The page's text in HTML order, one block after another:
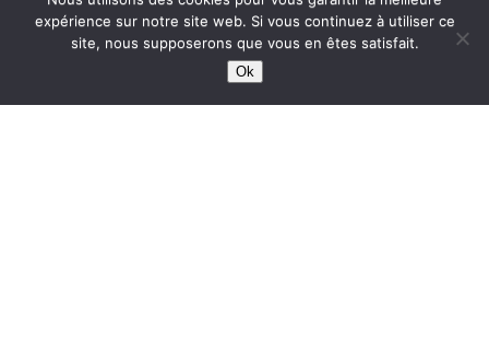
This site is protected bywp-copyrightpro.com
expérience sur notre site web. Si vous continuez à utiliser ce
site, nous supposerons que vous en êtes satisfait.
Ok